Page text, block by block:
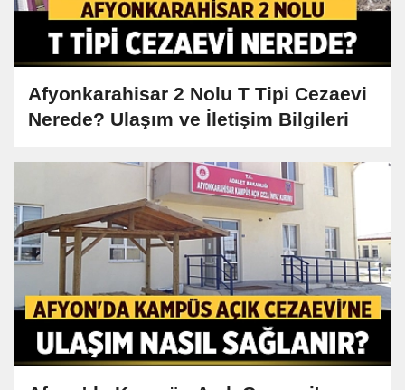
Afyonkarahisar 2 Nolu T Tipi Cezaevi
Nerede? Ulaşım ve İletişim Bilgileri